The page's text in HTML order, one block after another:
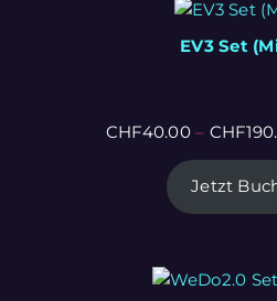
EV3 Set
CHF40.00– CHF
Jetzt